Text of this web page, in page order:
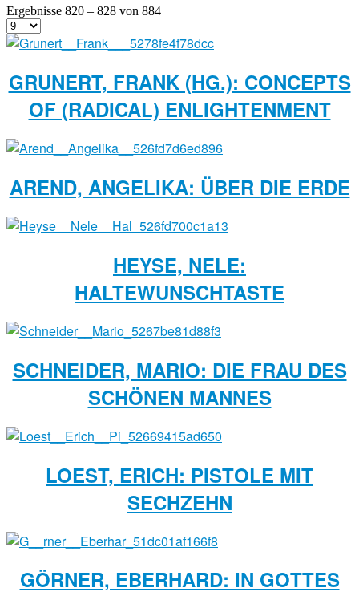
Ergebnisse 820 – 828 von 884
GRUNERT, FRANK (HG.): CONCEPTS
OF (RADICAL) ENLIGHTENMENT
AREND, ANGELIKA: ÜBER DIE ERDE
HEYSE, NELE:
HALTEWUNSCHTASTE
SCHNEIDER, MARIO: DIE FRAU DES
SCHÖNEN MANNES
LOEST, ERICH: PISTOLE MIT
SECHZEHN
GÖRNER, EBERHARD: IN GOTTES